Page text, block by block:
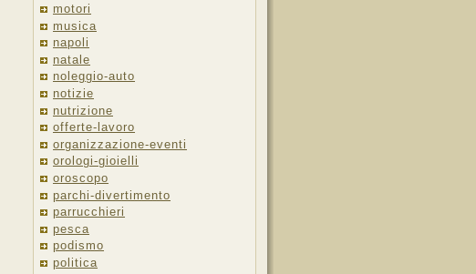
motori
musica
napoli
natale
noleggio-auto
notizie
nutrizione
offerte-lavoro
organizzazione-eventi
orologi-gioielli
oroscopo
parchi-divertimento
parrucchieri
pesca
podismo
politica